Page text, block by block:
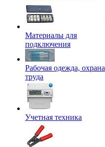
Материалы для
подключения
Рабочая одежда, охрана
труда
Учетная техника